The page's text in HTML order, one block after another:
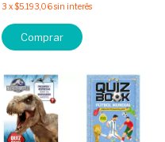
3 x$5.193,06sin interés
Comprar